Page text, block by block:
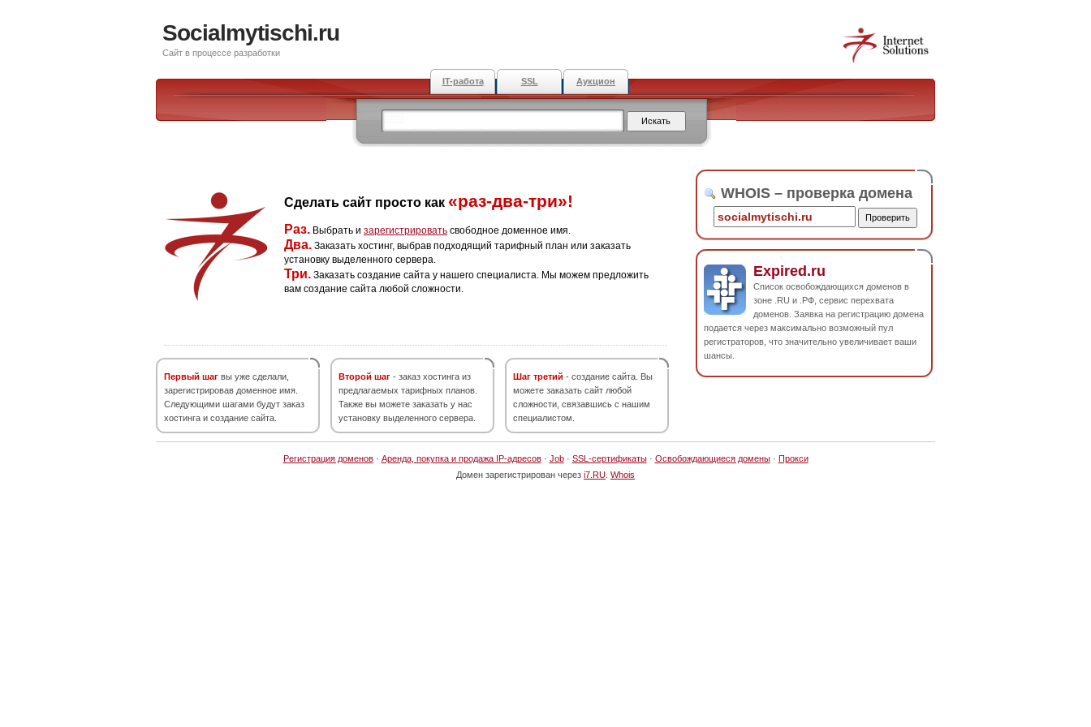
Socialmytischi.ru
Сайт в процессе разработки
IT-работа SSL Аукцион
Сделать сайт просто как «раз-два-три»!
Раз. Выбрать и зарегистрировать свободное доменное имя.
Два. Заказать хостинг, выбрав подходящий тарифный план или заказать
установку выделенного сервера.
Три. Заказать создание сайта у нашего специалиста. Мы можем предложить
вам создание сайта любой сложности.
Первый шаг вы уже сделали,
зарегистрировав доменное имя.
Следующими шагами будут заказ
хостинга и создание сайта.
Второй шаг - заказ хостинга из
предлагаемых тарифных планов.
Также вы можете заказать у нас
установку выделенного сервера.
Шаг третий - создание сайта. Вы
можете заказать сайт любой
сложности, связавшись с нашим
специалистом.
WHOIS – проверка домена
Expired.ru
Список освобождающихся доменов в
зоне .RU и .РФ, сервис перехвата
доменов. Заявка на регистрацию домена
подается через максимально возможный пул
регистраторов, что значительно увеличивает ваши
шансы.
Регистрация доменов· Аренда, покупка и продажа IP-адресов· Job· SSL-сертификаты· Освобождающиеся домены· Прокси
Домен зарегистрирован через i7.RU Whois